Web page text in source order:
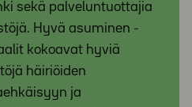
sekä palveluntuottajia
Hyvä asuminen -
kokoavat hyviä
häiriöiden
ja